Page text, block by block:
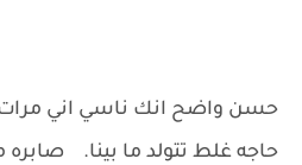
حسن واضح انك ناسي اني
حاجه غلط تتولد ما بينا.